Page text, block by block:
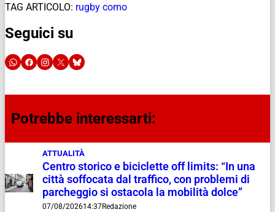
TAG ARTICOLO: rugby como
Seguici su
Potrebbe interessarti:
ATTUALITÀ
Centro storico e biciclette off limits: “In una
città soffocata dal traffico, con problemi di
parcheggio si ostacola la mobilità dolce”
07/08/202614:37Redazione